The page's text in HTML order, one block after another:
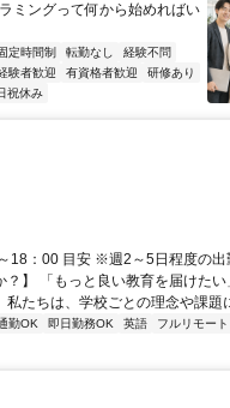
ミングって何から始めればい
定時間制 転勤なし
経験不問
験者歓迎 有資格者歓迎
研修あり
祝休み
18：00 目安 ※週2～5日程度の出
】 「もっと良い教育を届けた
たちは、学校ごとの理念や課題
勤OK 即日勤務OK 英語 フルリモート